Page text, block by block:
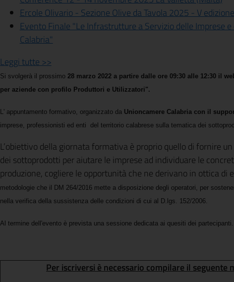
Ercole Olivario - Sezione Olive da Tavola 2025 - V edizione
Evento Finale "Le Infrastrutture a Servizio delle Imprese
Calabria"
Leggi tutte >>
Si svolgerà il prossimo 28 marzo 2022 a partire dalle ore 09:30 alle 12:30 il
per aziende con profilo Produttori e Utilizzatori".
L' appuntamento formativo, organizzato da Unioncamere Calabria con il
imprese, professionisti ed enti del territorio calabrese sulla tematica dei
L’obiettivo della giornata formativa è proprio quello di fornire
dei sottoprodotti per aiutare le imprese ad individuare le
produzione, cogliere le opportunità che ne derivano in ottica di
metodologie che il DM 264/2016 mette a disposizione degli operatori, per
nella verifica della sussistenza delle condizioni di cui al D.lgs. 152/2006.
Al termine dell'evento è prevista una sessione dedicata ai quesiti dei partecipanti.
Per iscriversi è necessario compilare il seguente